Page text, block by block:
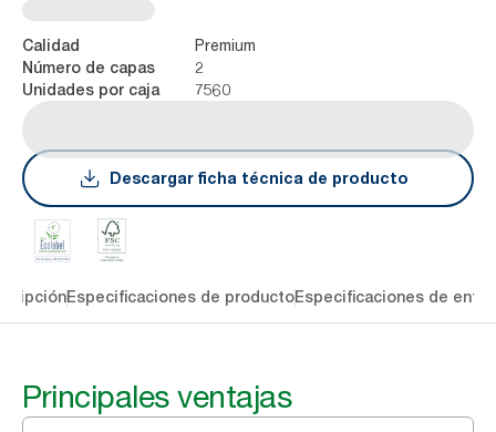
Calidad Premium
Número de capas 2
Unidades por caja 7560
Descargar ficha técnica de producto
Especificaciones de productoEspecificaciones de
Principales ventajas